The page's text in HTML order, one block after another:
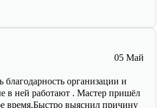
05 Май
благодарность организации и
в ней работают . Мастер пришёл
время.Быстро выяснил причину